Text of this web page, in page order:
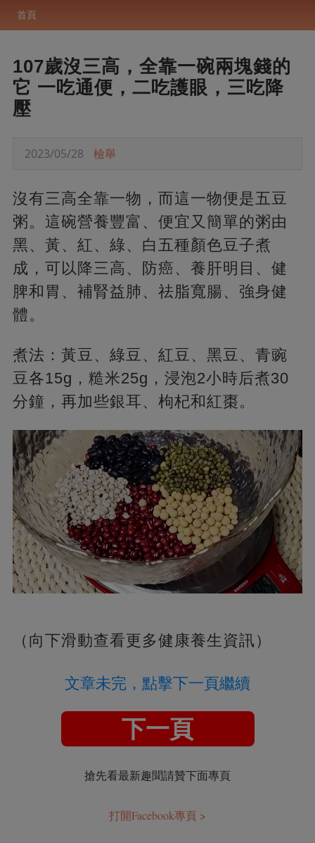
首頁
107歲沒三高，全靠一碗兩塊錢的
它 一吃通便，二吃護眼，三吃降
壓
2023/05/28 檢舉
沒有三高全靠一物，而這一物便是五豆
粥。這碗營養豐富、便宜又簡單的粥由
黑、黃、紅、綠、白五種顏色豆子煮
成，可以降三高、防癌、養肝明目、健
脾和胃、補腎益肺、祛脂寬腸、強身健
體。
煮法：黃豆、綠豆、紅豆、黑豆、青豌
豆各15g，糙米25g，浸泡2小時后煮30
分鐘，再加些銀耳、枸杞和紅棗。
（向下滑動查看更多健康養生資訊）
文章未完，點擊下一頁繼續
下一頁
搶先看最新趣聞請贊下面專頁
打開Facebook專頁 >